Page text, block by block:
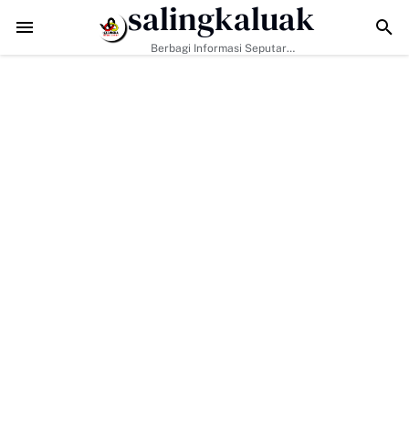
Aktif Pastikan Warga Miskin Tak Terlewat Bantuan TMMD ke-
salingkaluak
Berbagi Informasi Seputar